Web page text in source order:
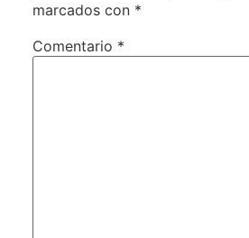
marcados con *
Comentario *